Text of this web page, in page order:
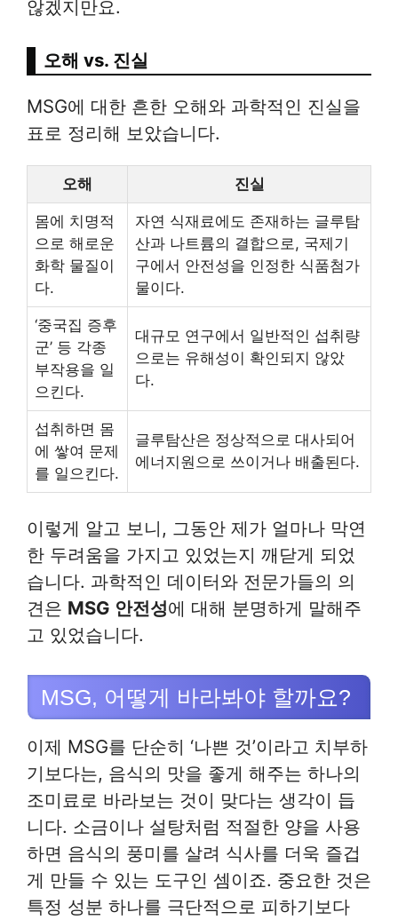
않겠지만요.
오해 vs. 진실
MSG에 대한 흔한 오해와 과학적인 진실을
표로 정리해 보았습니다.
오해 진실
몸에 치명적
으로 해로운
화학 물질이
다.
자연 식재료에도 존재하는 글루탐
산과 나트륨의 결합으로, 국제기
구에서 안전성을 인정한 식품첨가
물이다.
‘중국집 증후
군’ 등 각종
부작용을 일
으킨다.
대규모 연구에서 일반적인 섭취량
으로는 유해성이 확인되지 않았
다.
섭취하면 몸
에 쌓여 문제
를 일으킨다.
글루탐산은 정상적으로 대사되어
에너지원으로 쓰이거나 배출된다.
이렇게 알고 보니, 그동안 제가 얼마나 막연
한 두려움을 가지고 있었는지 깨닫게 되었
습니다. 과학적인 데이터와 전문가들의 의
견은 MSG 안전성에 대해 분명하게 말해주
고 있었습니다.
MSG, 어떻게 바라봐야 할까요?
이제 MSG를 단순히 ‘나쁜 것’이라고 치부하
기보다는, 음식의 맛을 좋게 해주는 하나의
조미료로 바라보는 것이 맞다는 생각이 듭
니다. 소금이나 설탕처럼 적절한 양을 사용
하면 음식의 풍미를 살려 식사를 더욱 즐겁
게 만들 수 있는 도구인 셈이죠. 중요한 것은
특정 성분 하나를 극단적으로 피하기보다